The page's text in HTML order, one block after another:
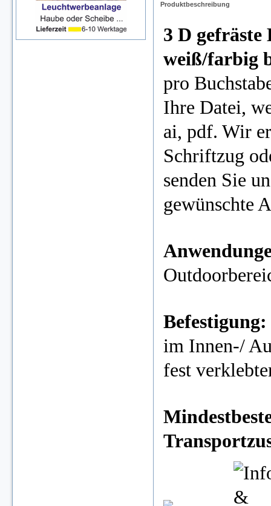
Produktbeschreibung
3 D gefräste
weiß/farbig
pro
Ihre Datei,
ai, pdf. Wir
Schriftzug
senden Sie
gewünschte
Befestigung:
im Innen-/
fest